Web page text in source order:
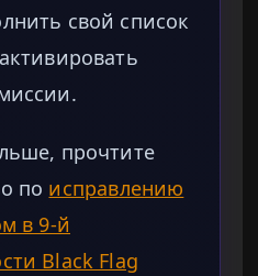
свой список
прочтите
по исправлению
в 9-й
Black Flag